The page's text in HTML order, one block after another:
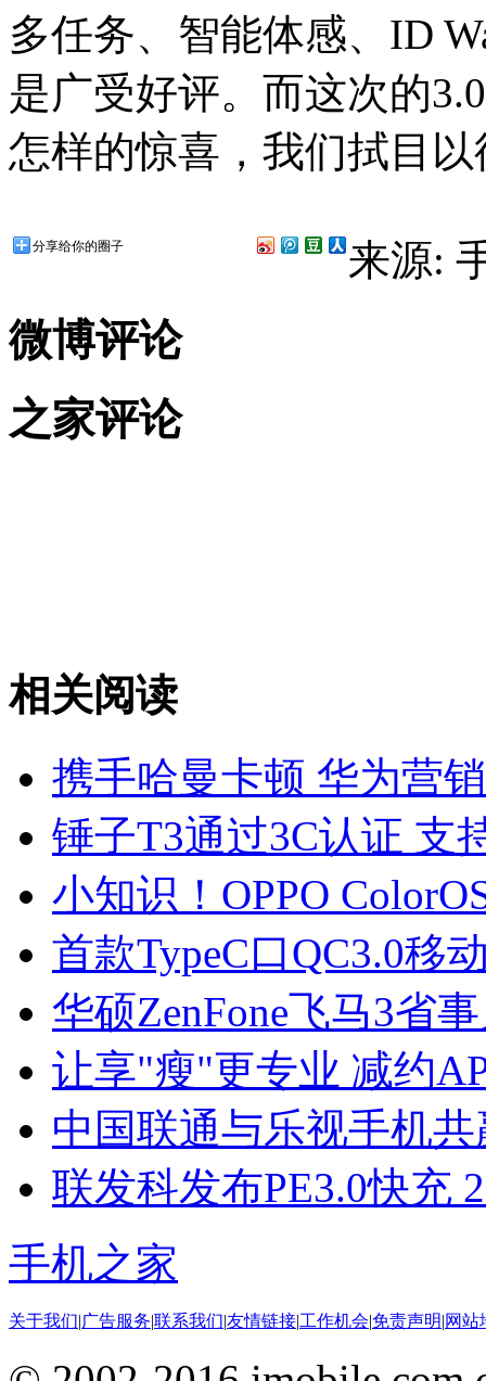
多任务、智能体感、ID
是广受好评。而这次的
怎样的惊喜，我们拭目以
分享给你的圈子 来源:
微博评论
之家评论
相关阅读
携手哈曼卡顿 华为营
锤子T3通过3C认证 支
小知识！OPPO
首款TypeC口QC3.0移
华硕ZenFone飞马3省
让享"瘦"更专业 减约
中国联通与乐视手机
联发科发布PE3.0快充
手机之家
关于我们|广告服务|联系我们|友情链接|工作机会|免责声明|网站